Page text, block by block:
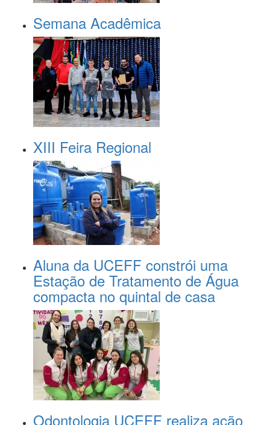
Semana Acadêmica
XIII Feira Regional
Aluna da UCEFF constrói uma
Estação de Tratamento de Água
compacta no quintal de casa
Odontologia UCEFF realiza ação